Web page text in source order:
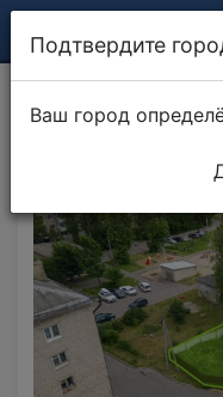
Новости
Подтвердите
Ваш город